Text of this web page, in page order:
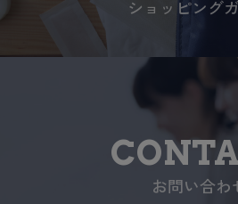
ショッピング
お問い合わ